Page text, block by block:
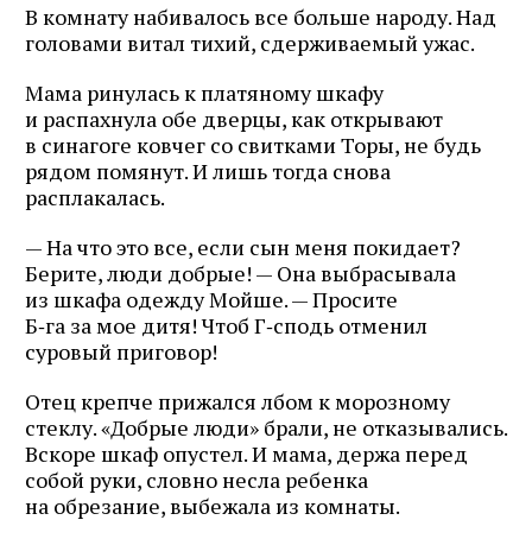
В комнату набивалось все больше народу. Над
головами витал тихий, сдерживаемый ужас.
Мама ринулась к платяному шкафу
и распахнула обе дверцы, как открывают
в синагоге ковчег со свитками Торы, не будь
рядом помянут. И лишь тогда снова
расплакалась.
— На что это все, если сын меня покидает?
Берите, люди добрые! — Она выбрасывала
из шкафа одежду Мойше. — Просите
Б‑га за мое дитя! Чтоб Г‑сподь отменил
суровый приговор!
Отец крепче прижался лбом к морозному
стеклу. «Добрые люди» брали, не отказывались.
Вскоре шкаф опустел. И мама, держа перед
собой руки, словно несла ребенка
на обрезание, выбежала из комнаты.